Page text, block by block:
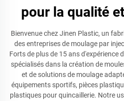
pour la qualité
Bienvenue chez Jinen Plastic, un
des entreprises de moulage par
Forts de plus de 15 ans d'expérience
spécialisés dans la création de
et de solutions de moulage
équipements sportifs, pièces
plastiques pour quincaillerie. Notre